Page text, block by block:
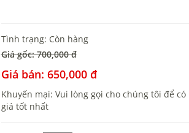
Tình trạng: Còn hàng
Giá gốc: 700,000 đ
Giá bán: 650,000 đ
Khuyến mại: Vui lòng gọi cho chúng tôi để có
giá tốt nhất